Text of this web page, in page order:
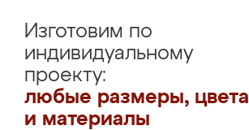
Изготовим по
индивидуальному
проекту:
любые размеры, цвета
и материалы